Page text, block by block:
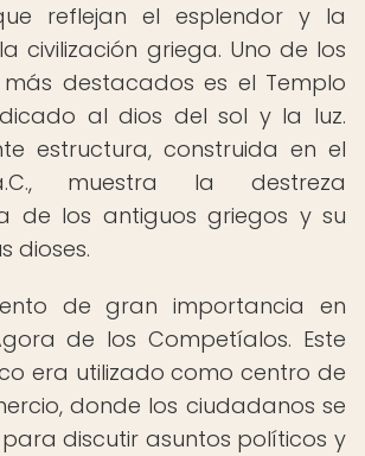
reflejan el esplendor y la
civilización griega. Uno de los
destacados es el Templo
al dios del sol y la luz.
estructura, construida en el
muestra la destreza
de los antiguos griegos y su
dioses.
de gran importancia en
de los Competíalos. Este
era utilizado como centro de
donde los ciudadanos se
discutir asuntos políticos y